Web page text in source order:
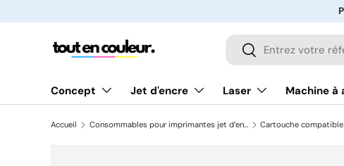
ALLER AU CONTENU
Recherche
Rechercher
Concept Jet d'encre Laser Machine
Accueil Consommables pour imprimantes jet d’encre